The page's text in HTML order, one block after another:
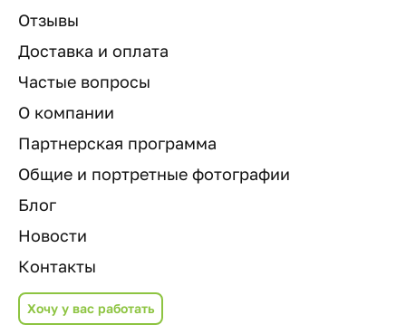
Отзывы
Доставка и оплата
Частые вопросы
О компании
Партнерская программа
Общие и портретные фотографии
Блог
Новости
Контакты
Хочу у вас работать